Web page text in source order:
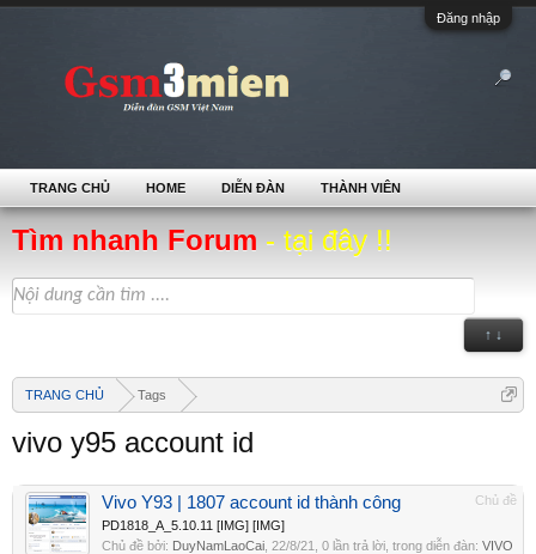
Đăng nhập
Tìm nhanh Forum - tại đây !!
↑ ↓
TRANG CHỦ Tags
vivo y95 account id
Chủ đề
Vivo Y93 | 1807 account id thành công
PD1818_A_5.10.11 [IMG] [IMG]
Chủ đề bởi: DuyNamLaoCai 22/8/21 , 0 lần trả lời, trong diễn đàn: VIVO
TRANG CHỦ HOME DIỄN ĐÀN THÀNH VIÊN